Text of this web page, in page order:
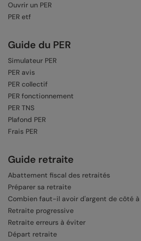
Ouvrir un PER
PER etf
Guide du PER
Simulateur PER
PER avis
PER collectif
PER fonctionnement
PER TNS
Plafond PER
Frais PER
Guide retraite
Abattement fiscal des retraités
Préparer sa retraite
Combien faut-il avoir d'argent de côté
Retraite progressive
Retraite erreurs à éviter
Départ retraite